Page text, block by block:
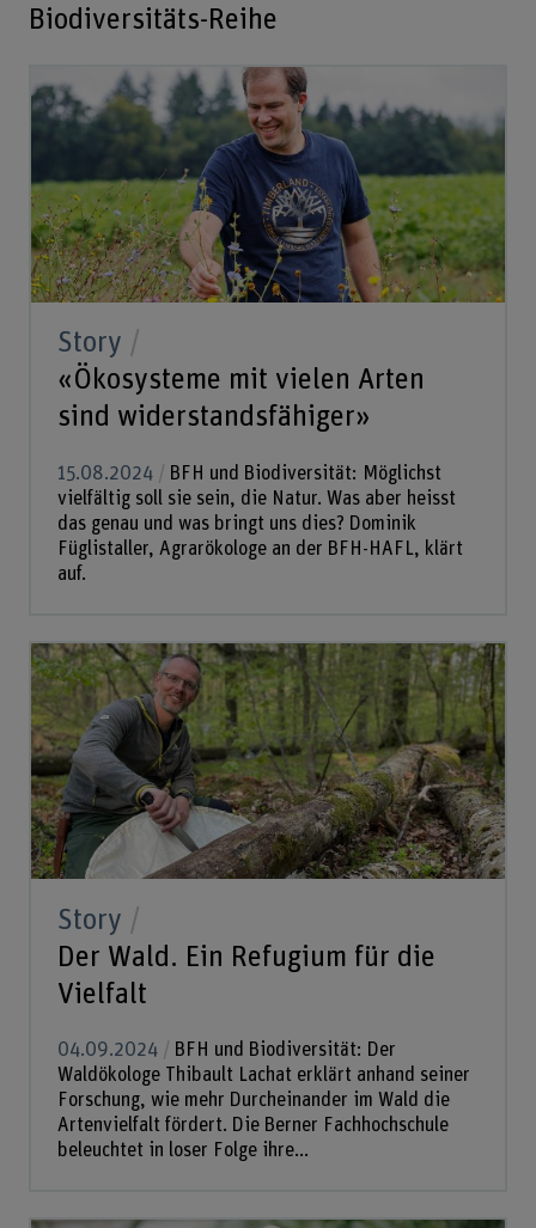
Biodiversitäts-Reihe
Story
«Ökosysteme mit vielen Arten
sind widerstandsfähiger»
15.08.2024
BFH und Biodiversität: Möglichst
vielfältig soll sie sein, die Natur. Was aber heisst
das genau und was bringt uns dies? Dominik
Füglistaller, Agrarökologe an der BFH-HAFL, klärt
auf.
Story
Der Wald. Ein Refugium für die
Vielfalt
04.09.2024
BFH und Biodiversität: Der
Waldökologe Thibault Lachat erklärt anhand seiner
Forschung, wie mehr Durcheinander im Wald die
Artenvielfalt fördert. Die Berner Fachhochschule
beleuchtet in loser Folge ihre...